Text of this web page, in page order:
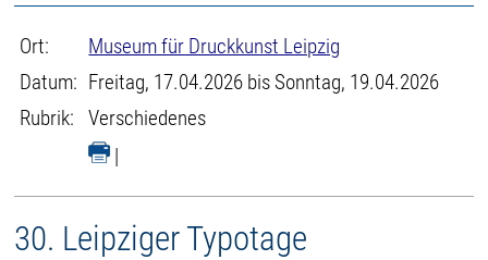
Ort:
Museum für Druckkunst Leipzig
Datum: Freitag, 17.04.2026 bis Sonntag, 19.04.2026
Rubrik:
Verschiedenes
|
30. Leipziger Typotage